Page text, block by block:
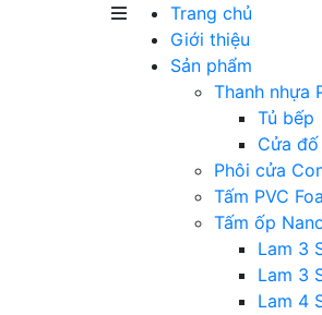
Trang chủ
Giới thiệu
Sản phẩm
Thanh nhựa
Tủ bếp
Cửa đố
Phôi cửa
Tấm PVC
Tấm ốp
Lam 3
Lam 3
Lam 4